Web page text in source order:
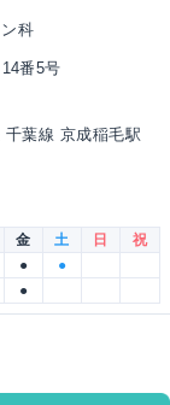
科
番5号
葉線 京成稲毛駅
金 土 日
祝
●
●
●